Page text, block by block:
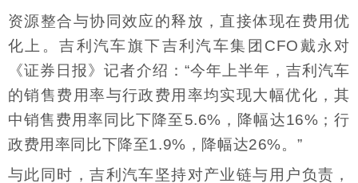
资源整合与协同效应的释放，直接体现在费用优
化上。吉利汽车旗下吉利汽车集团CFO戴永对
《证券日报》记者介绍：“今年上半年，吉利汽车
的销售费用率与行政费用率均实现大幅优化，其
中销售费用率同比下降至5.6%，降幅达16%；行
政费用率同比下降至1.9%，降幅达26%。”
与此同时，吉利汽车坚持对产业链与用户负责，